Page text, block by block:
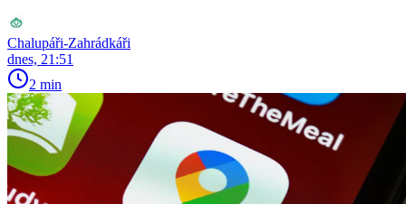
Chalupáři-Zahrádkáři
dnes, 21:51
2 min